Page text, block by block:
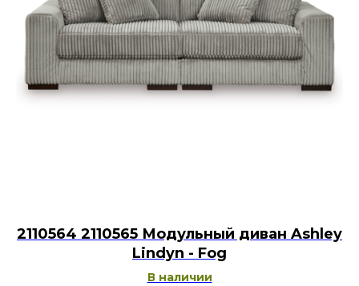
2110564 2110565 Модульный диван Ashley
Lindyn - Fog
В наличии